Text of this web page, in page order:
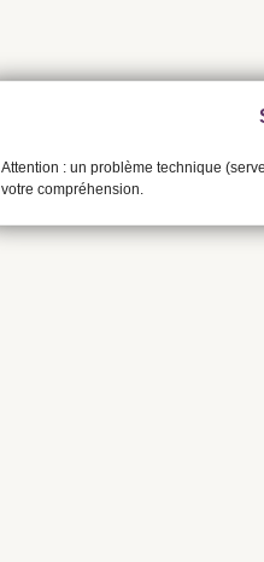
Attention : un problème technique
votre compréhension.